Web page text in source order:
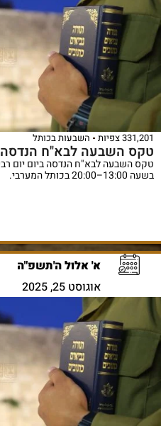
331,201 צפיות השבעות בכותל
טקס השבעה לבא"ח הנדסה
בשעה 13:00–20:00 בכותל המערבי.
א' אלול ה'תשפ"ה
אוגוסט 25, 2025